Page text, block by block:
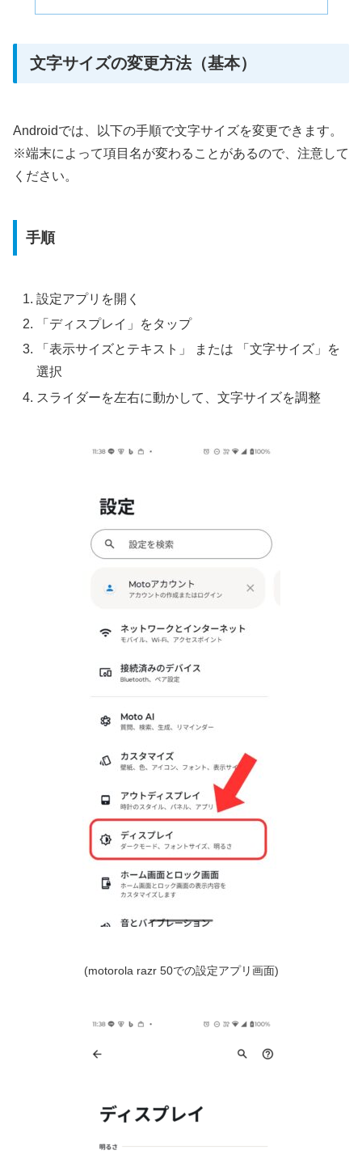
文字サイズの変更方法（基本）
Androidでは、以下の手順で文字サイズを変更できます。
※端末によって項目名が変わることがあるので、注意して
ください。
手順
設定アプリを開く
「ディスプレイ」をタップ
「表示サイズとテキスト」 または 「文字サイズ」を
選択
スライダーを左右に動かして、文字サイズを調整
(motorola razr 50での設定アプリ画面)